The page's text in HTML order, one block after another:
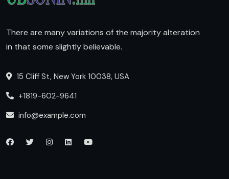
There are many variations of the majority alteration
in that some slightly believable.
15 Cliff St, New York 10038, USA
+1819-602-9641
info@example.com